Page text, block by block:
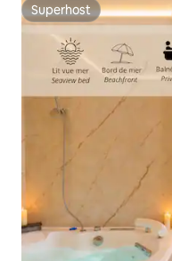
Superhost
Superhost